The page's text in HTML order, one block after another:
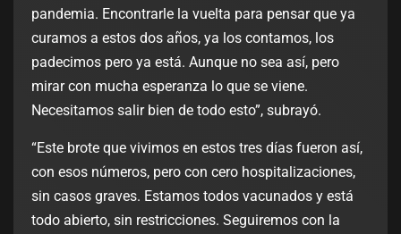
pandemia. Encontrarle la vuelta para pensar que ya
curamos a estos dos años, ya los contamos, los
padecimos pero ya está. Aunque no sea así, pero
mirar con mucha esperanza lo que se viene.
Necesitamos salir bien de todo esto”, subrayó.
“Este brote que vivimos en estos tres días fueron así,
con esos números, pero con cero hospitalizaciones,
sin casos graves. Estamos todos vacunados y está
todo abierto, sin restricciones. Seguiremos con la